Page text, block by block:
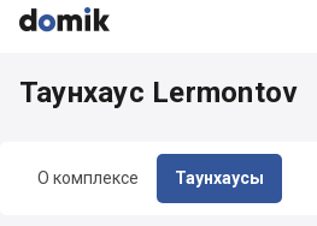



О комплексе Таунхаусы
Таунхаус Lermontov